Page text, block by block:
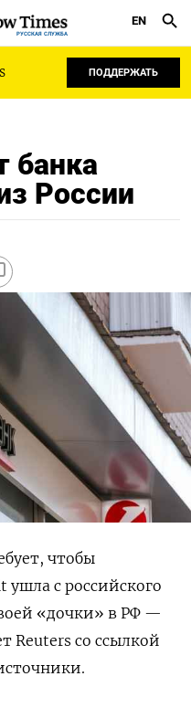
РУССКАЯ СЛУЖБА
EN
ПОДДЕРЖАТЬ
банка
России
чтобы
ушла с российского
«дочки» в РФ —
Reuters со ссылкой